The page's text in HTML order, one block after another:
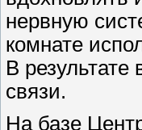
нервную
комнате
В
связи.
На базе